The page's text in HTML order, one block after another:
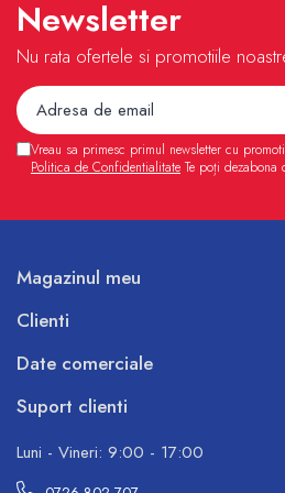
Newsletter
Nu rata ofertele si promotiile
Vreau sa primesc primul newsletter cu
Politica de Confidentialitate Te poți dezabona
Magazinul meu
Clienti
Date comerciale
Suport clienti
Luni - Vineri: 9:00 - 17:00